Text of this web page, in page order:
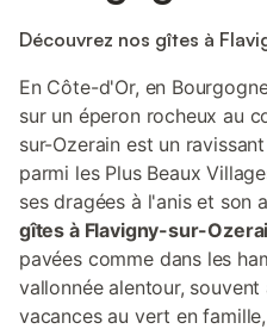
Découvrez nos gîtes à
En Côte-d'Or, en
sur un éperon rocheux au
sur-Ozerain est un
parmi les Plus Beaux
ses dragées à l'anis et son
gîtes à Flavigny-sur-
pavées comme dans les
vallonnée alentour,
vacances au vert en